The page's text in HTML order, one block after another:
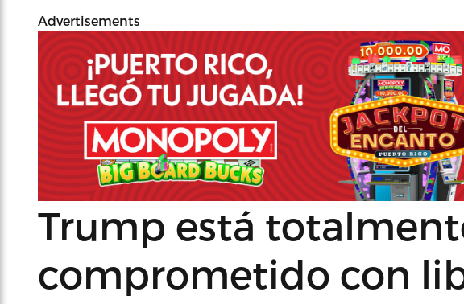
Advertisements
Trump está
comprometido con